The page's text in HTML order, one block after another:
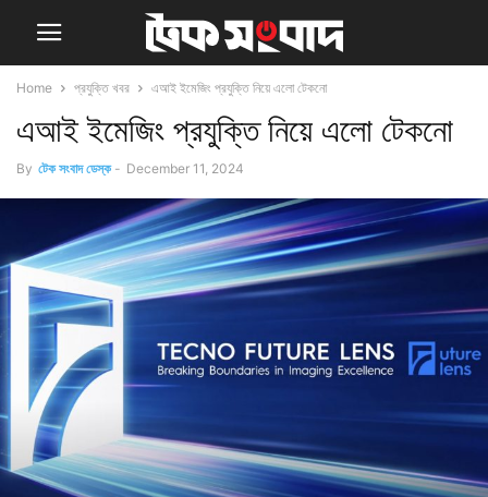
Home প্রযুক্তি খবর এআই ইমেজিং প্রযুক্তি নিয়ে এলো টেকনো
এআই ইমেজিং প্রযুক্তি নিয়ে এলো টেকনো
By টেক সংবাদ ডেস্ক - December 11, 2024